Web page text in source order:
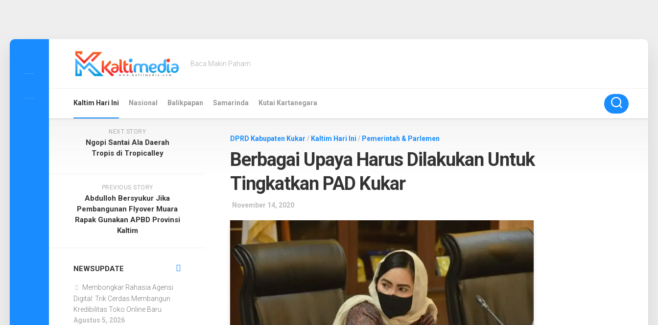
Skip
Baca Makin Paham
Kaltim Hari Ini Nasional Balikpapan Samarinda Kutai Kartanegara
DPRD Kabupaten Kukar / Kaltim Hari Ini / Pemerintah & Parlemen
Berbagai Upaya Harus Dilakukan Untuk
Tingkatkan PAD Kukar
November 14, 2020
NEXT STORY
Ngopi Santai Ala Daerah
Tropis di Tropicalley
PREVIOUS STORY
Abdulloh Bersyukur Jika
Pembangunan Flyover Muara
Rapak Gunakan APBD Provinsi
Kaltim
NEWSUPDATE
Membongkar Rahasia Agensi
Digital: Trik Cerdas Membangun
Kredibilitas Toko Online Baru
Agustus 5, 2026